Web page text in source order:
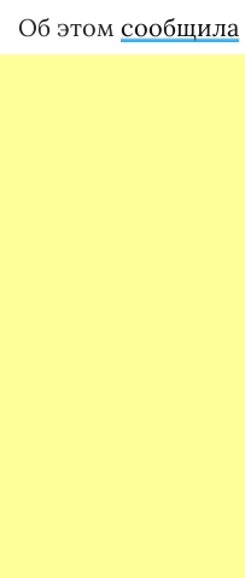
Об этом сообщила